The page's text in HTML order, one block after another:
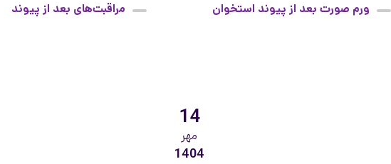
ورم صورت بعد از پیوند استخوان
14
مهر
1404
مراقبت‌های بعد از پیوند